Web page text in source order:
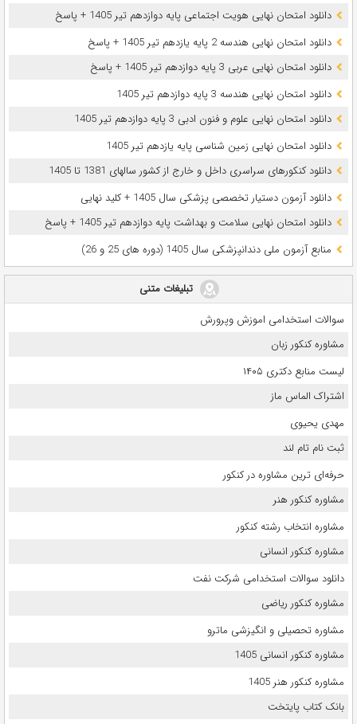
دانلود امتحان نهایی هویت اجتماعی پایه دوازدهم تیر 1405 + پاسخ
دانلود امتحان نهایی هندسه 2 پایه یازدهم تیر 1405 + پاسخ
دانلود امتحان نهایی عربی 3 پایه دوازدهم تیر 1405 + پاسخ
دانلود امتحان نهایی هندسه 3 پایه دوازدهم تیر 1405
دانلود امتحان نهایی علوم و فنون ادبی 3 پایه دوازدهم تیر 1405
دانلود امتحان نهایی زمین شناسی پایه یازدهم تیر 1405
دانلود کنکورهای سراسری داخل و خارج از کشور سالهای 1381 تا 1405
دانلود آزمون دستیار تخصصی پزشکی سال 1405 + کلید نهایی
دانلود امتحان نهایی سلامت و بهداشت پایه دوازدهم تیر 1405 + پاسخ
ﻣﻨﺎﺑﻊ آزﻣﻮن ﻣﻠﯽ دندانپزشکی سال 1405 (دوره های 25 و 26)
تبلیغات متنی
سوالات استخدامی اموزش وپرورش
مشاوره کنکور زبان
لیست منابع دکتری ۱۴۰۵
اشتراک الماس ماز
مهدی یحیوی
ثبت نام تام لند
حرفه‌ای ترین مشاوره در کنکور
مشاوره کنکور هنر
مشاوره انتخاب رشته کنکور
مشاوره کنکور انسانی
دانلود سوالات استخدامی شرکت نفت
مشاوره کنکور ریاضی
مشاوره تحصیلی و انگیزشی ماترو
مشاوره کنکور انسانی 1405
مشاوره کنکور هنر 1405
بانک کتاب پایتخت